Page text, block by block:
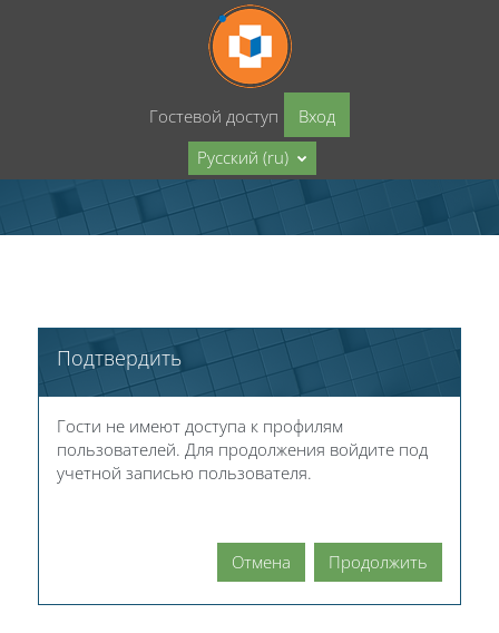
Перейти к основному содержанию
Гостевой доступ
Вход
Русский ‎(ru)‎
Подтвердить
Гости не имеют доступа к профилям
пользователей. Для продолжения войдите под
учетной записью пользователя.
Отмена Продолжить